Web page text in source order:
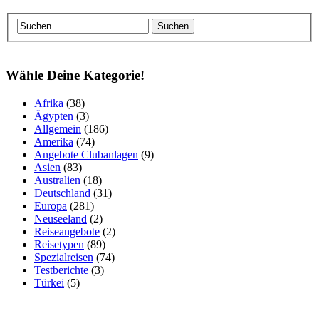
Wähle Deine Kategorie!
Afrika (38)
Ägypten (3)
Allgemein (186)
Amerika (74)
Angebote Clubanlagen (9)
Asien (83)
Australien (18)
Deutschland (31)
Europa (281)
Neuseeland (2)
Reiseangebote (2)
Reisetypen (89)
Spezialreisen (74)
Testberichte (3)
Türkei (5)